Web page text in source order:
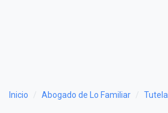
Inicio Abogado de Lo Familiar Tutela